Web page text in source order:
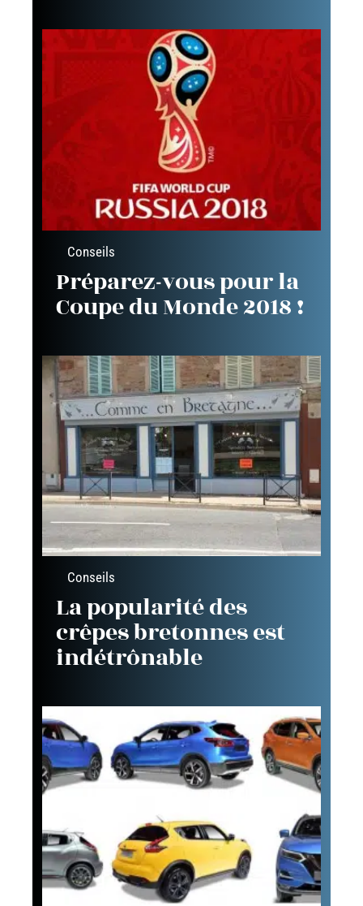
Conseils
Préparez-vous pour la
Coupe du Monde 2018 !
Conseils
La popularité des
crêpes bretonnes est
indétrônable